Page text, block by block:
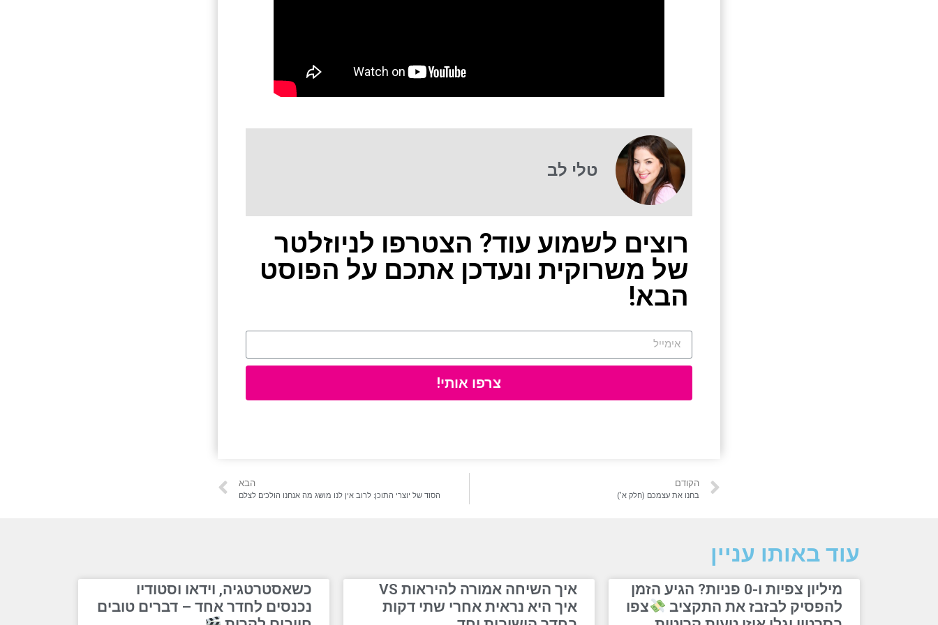
טלי לב
רוצים לשמוע עוד? הצטרפו לניוזלטר
של משרוקית ונעדכן אתכם על הפוסט
הבא!
צרפו אותי!
הקודם
בחנו את עצמכם (חלק א')
הבא
הסוד של יוצרי התוכן: לרוב אין לנו מושג מה אנחנו הולכים לצלם
עוד באותו עניין
מיליון צפיות ו-0 פניות? הגיע הזמן
להפסיק לבזבז את התקציב
צפו
איך השיחה אמורה להיראות VS
איך היא נראית אחרי שתי דקות
כשאסטרטגיה, וידאו וסטודיו
נכנסים לחדר אחד – דברים טובים